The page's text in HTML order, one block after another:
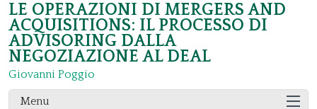
LE OPERAZIONI DI MERGERS AND
ACQUISITIONS: IL PROCESSO DI
ADVISORING DALLA
NEGOZIAZIONE AL DEAL
Giovanni Poggio
Menu